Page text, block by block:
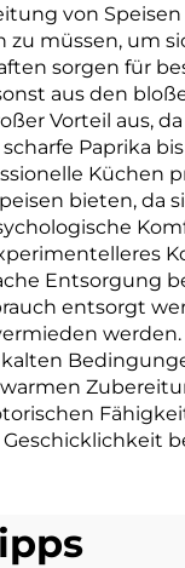
von
müssen, um
sorgen für
aus den
Vorteil aus,
Paprika
Küchen
bieten, da
Entsorgung
entsorgt